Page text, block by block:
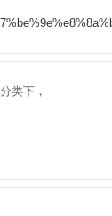
分类下，